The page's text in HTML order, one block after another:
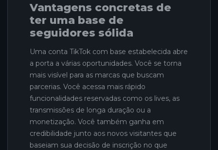
Vantagens concretas de
ter uma base de
seguidores sólida
Uma conta TikTok com base estabelecida abre
a porta a várias oportunidades. Você se torna
mais visível para as marcas que buscam
parcerias. Você acessa mais rápido
funcionalidades reservadas como os lives, as
transmissões de longa duração ou a
monetização. Você também ganha em
credibilidade junto aos novos visitantes que
baseiam sua decisão de inscrição no que